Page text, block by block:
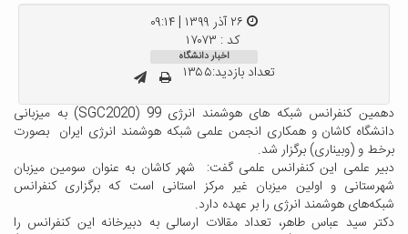
کد : ۱۷۰۷۳
اخبار دانشگاه
تعداد بازدید:۱۳۵۵
دهمین کنفرانس شبکه های هوشمند انرژی 99 (SGC2020) به میزبانی
دانشگاه کاشان و همکاری انجمن علمی شبکه هوشمند انرژی ایران بصورت
برخط و (وبیناری) برگزار شد.
دبیر علمی این کنفرانس علمی گفت: شهر کاشان به عنوان سومین میزبان
شهرستانی و اولین میزبان غیر مرکز استانی است که برگزاری کنفرانس
شبکه‌های هوشمند انرژی را بر عهده دارد.
دکتر سید عباس طاهر، تعداد مقالات ارسالی به دبیرخانه این کنفرانس را